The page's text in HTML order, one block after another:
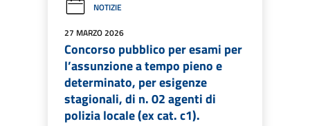
NOTIZIE
27 MARZO 2026
Concorso pubblico per esami per
l’assunzione a tempo pieno e
determinato, per esigenze
stagionali, di n. 02 agenti di
polizia locale (ex cat. c1).